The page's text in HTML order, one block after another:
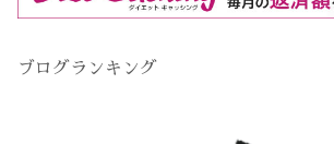
ブログランキング